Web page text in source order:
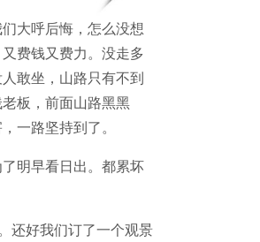
大呼后悔，怎么没想
费钱又费力。没走多
敢坐，山路只有不到
板，前面山路黑黑
一路坚持到了。
明早看日出。都累坏
还好我们订了一个观景